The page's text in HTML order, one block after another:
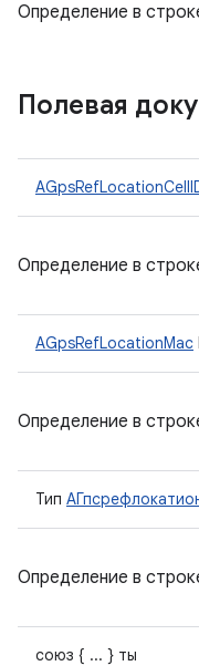
Определение в
Полевая
Определение в
AGpsRefLocationMac
Определение в
Тип
Определение в
союз { ... } ты